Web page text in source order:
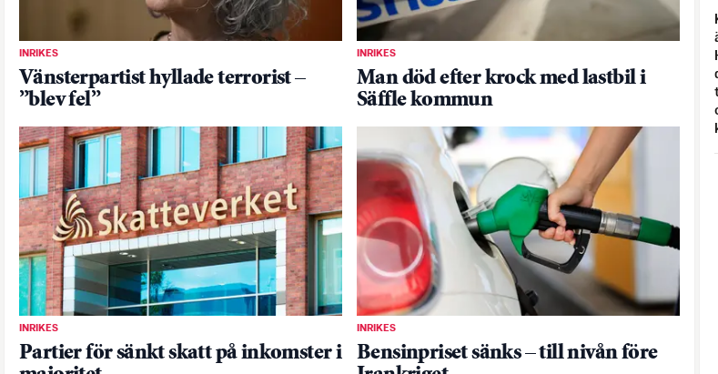
INRIKES
Vänsterpartist hyllade terrorist –
”blev fel”
INRIKES
Man död efter krock med lastbil i
Säffle kommun
INRIKES
Partier för sänkt skatt på inkomster i
INRIKES
Bensinpriset sänks – till nivån före